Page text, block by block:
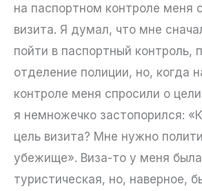
на паспортном контроле меня
визита. Я думал, что мне
пойти в паспортный контроль,
отделение полиции, но, когда
контроле меня спросили о
я немножечко застопорился:
цель визита? Мне нужно
убежище». Виза-то у меня была
туристическая, но, наверное,